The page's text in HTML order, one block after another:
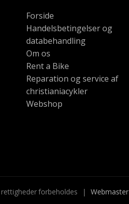
Forside
Handelsbetingelser og
databehandling
Om os
Rent a Bike
Reparation og service af
christianiacykler
Webshop
rettigheder forbeholdes | Webmaster